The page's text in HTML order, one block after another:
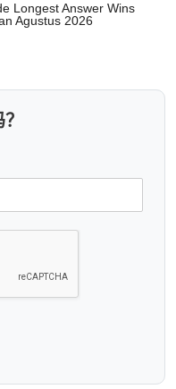
Longest Answer Wins
Agustus 2026